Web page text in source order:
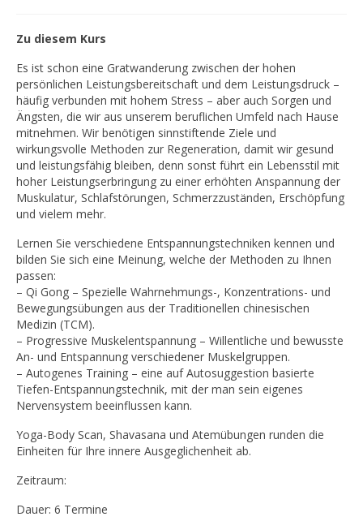
Zu diesem Kurs
Es ist schon eine Gratwanderung zwischen der hohen
persönlichen Leistungsbereitschaft und dem Leistungsdruck –
häufig verbunden mit hohem Stress – aber auch Sorgen und
Ängsten, die wir aus unserem beruflichen Umfeld nach Hause
mitnehmen. Wir benötigen sinnstiftende Ziele und
wirkungsvolle Methoden zur Regeneration, damit wir gesund
und leistungsfähig bleiben, denn sonst führt ein Lebensstil mit
hoher Leistungserbringung zu einer erhöhten Anspannung der
Muskulatur, Schlafstörungen, Schmerzzuständen, Erschöpfung
und vielem mehr.
Lernen Sie verschiedene Entspannungstechniken kennen und
bilden Sie sich eine Meinung, welche der Methoden zu Ihnen
passen:
– Qi Gong – Spezielle Wahrnehmungs-, Konzentrations- und
Bewegungsübungen aus der Traditionellen chinesischen
Medizin (TCM).
– Progressive Muskelentspannung – Willentliche und bewusste
An- und Entspannung verschiedener Muskelgruppen.
– Autogenes Training – eine auf Autosuggestion basierte
Tiefen-Entspannungstechnik, mit der man sein eigenes
Nervensystem beeinflussen kann.
Yoga-Body Scan, Shavasana und Atemübungen runden die
Einheiten für Ihre innere Ausgeglichenheit ab.
Zeitraum:
Dauer: 6 Termine